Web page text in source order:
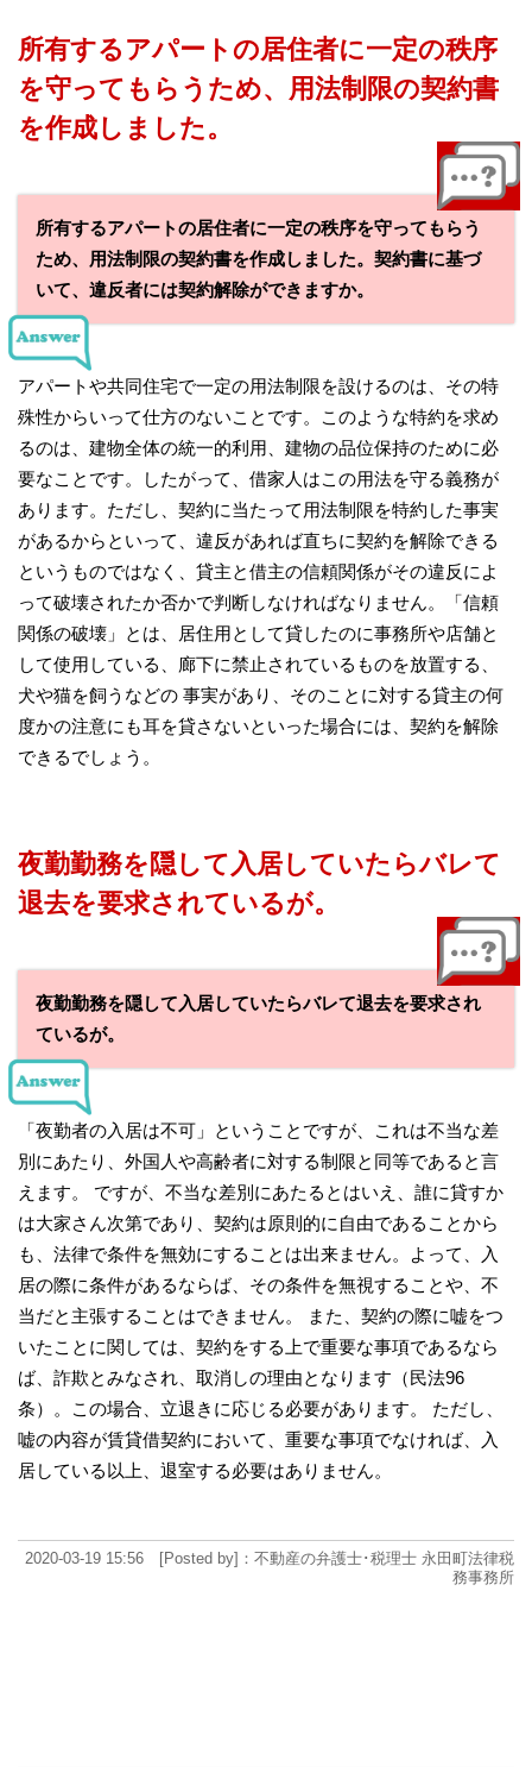
所有するアパートの居住者に一定の秩序
を守ってもらうため、用法制限の契約書
を作成しました。
所有するアパートの居住者に一定の秩序を守ってもらう
ため、用法制限の契約書を作成しました。契約書に基づ
いて、違反者には契約解除ができますか。
アパートや共同住宅で一定の用法制限を設けるのは、その特
殊性からいって仕方のないことです。このような特約を求め
るのは、建物全体の統一的利用、建物の品位保持のために必
要なことです。したがって、借家人はこの用法を守る義務が
あります。ただし、契約に当たって用法制限を特約した事実
があるからといって、違反があれば直ちに契約を解除できる
というものではなく、貸主と借主の信頼関係がその違反によ
って破壊されたか否かで判断しなければなりません。「信頼
関係の破壊」とは、居住用として貸したのに事務所や店舗と
して使用している、廊下に禁止されているものを放置する、
犬や猫を飼うなどの 事実があり、そのことに対する貸主の何
度かの注意にも耳を貸さないといった場合には、契約を解除
できるでしょう。
夜勤勤務を隠して入居していたらバレて
退去を要求されているが。
夜勤勤務を隠して入居していたらバレて退去を要求され
ているが。
「夜勤者の入居は不可」ということですが、これは不当な差
別にあたり、外国人や高齢者に対する制限と同等であると言
えます。 ですが、不当な差別にあたるとはいえ、誰に貸すか
は大家さん次第であり、契約は原則的に自由であることから
も、法律で条件を無効にすることは出来ません。よって、入
居の際に条件があるならば、その条件を無視することや、不
当だと主張することはできません。 また、契約の際に嘘をつ
いたことに関しては、契約をする上で重要な事項であるなら
ば、詐欺とみなされ、取消しの理由となります（民法96
条）。この場合、立退きに応じる必要があります。 ただし、
嘘の内容が賃貸借契約において、重要な事項でなければ、入
居している以上、退室する必要はありません。
2020-03-19 15:56 [Posted by]：不動産の弁護士･税理士 永田町法律税
務事務所